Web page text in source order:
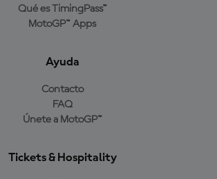
Qué es TimingPass™
MotoGP™ Apps
Ayuda
Contacto
FAQ
Únete a MotoGP™
Tickets & Hospitality